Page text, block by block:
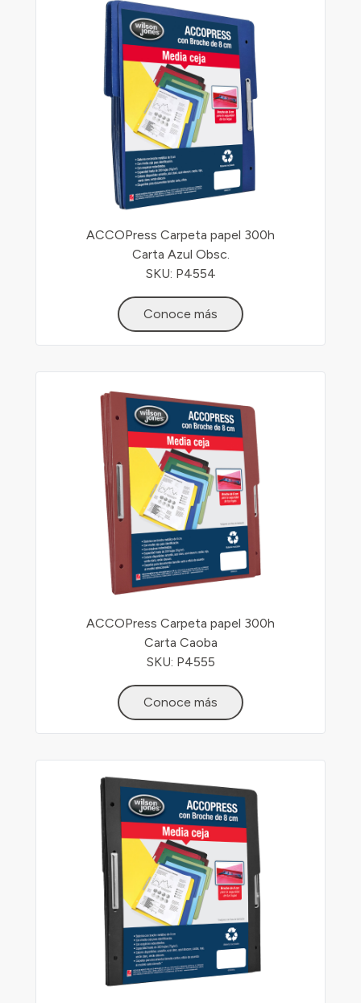
ACCOPress Carpeta papel 300h
Carta Azul Obsc.
SKU: P4554
Conoce más
ACCOPress Carpeta papel 300h
Carta Caoba
SKU: P4555
Conoce más